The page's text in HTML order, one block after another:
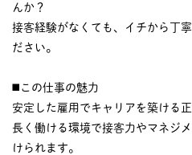
んか？
接客経験がなくても、イチから丁
ださい。
◼️この仕事の魅力
安定した雇用でキャリアを築ける正
長く働ける環境で接客力やマネジ
けられます。